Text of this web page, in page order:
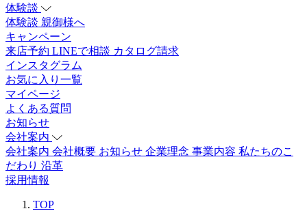
体験談
体験談 親御様へ
キャンペーン
来店予約 LINEで相談 カタログ請求
インスタグラム
お気に入り一覧
マイページ
よくある質問
お知らせ
会社案内
会社案内 会社概要 お知らせ 企業理念 事業内容 私たちのこ
だわり 沿革
採用情報
TOP